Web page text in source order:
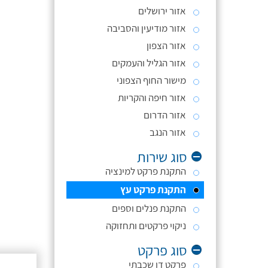
אזור ירושלים
אזור מודיעין והסביבה
אזור הצפון
אזור הגליל והעמקים
מישור החוף הצפוני
אזור חיפה והקריות
אזור הדרום
אזור הנגב
סוג שירות
התקנת פרקט למינציה
התקנת פרקט עץ
התקנת פנלים וספים
ניקוי פרקטים ותחזוקה
סוג פרקט
פרקט דו שכבתי